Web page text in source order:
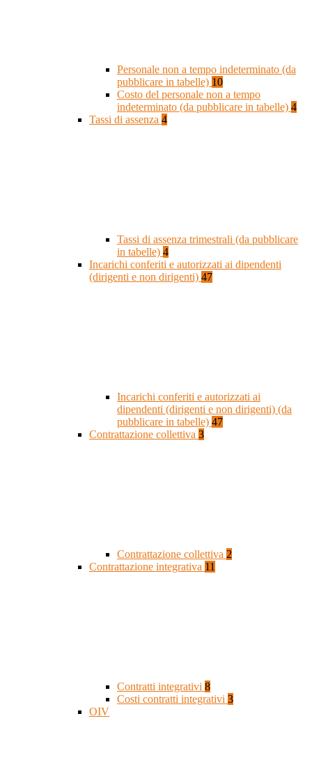
Personale non a tempo indeterminato (da
pubblicare in tabelle) 10
Costo del personale non a tempo
indeterminato (da pubblicare in tabelle) 4
Tassi di assenza 4
Tassi di assenza trimestrali (da pubblicare
in tabelle) 4
Incarichi conferiti e autorizzati ai dipendenti
(dirigenti e non dirigenti) 47
Incarichi conferiti e autorizzati ai
dipendenti (dirigenti e non dirigenti) (da
pubblicare in tabelle) 47
Contrattazione collettiva 3
Contrattazione collettiva 2
Contrattazione integrativa 11
Contratti integrativi 8
Costi contratti integrativi 3
OIV